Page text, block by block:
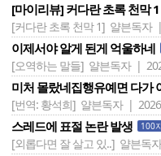
[마이리뷰] 커다란 초록 천막 1
[커다란 초록 천막 1] 얄븐독자
이제서야 알게 된게 억울하네
[오역하는 말들] 얄븐독자 |
미처 몰랐네집행유예면 다가
[번역: 황석희] 얄븐독자 |
스레드에 표절 논란 발생 100
[외롭다면 잘 살고 있..] 얄븐독